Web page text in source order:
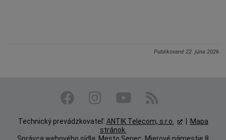
Publikované 22. júna 2026
Technický prevádzkovateľ: ANTIK Telecom, s.r.o. |
Mapa
stránok